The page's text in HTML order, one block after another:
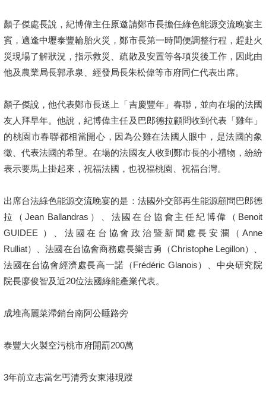
顏子傑處長說，紀博偉主任原邀請鄭市長擔任綠色能源交流晚宴主
賓，適逢中壢泰豐輪胎火災，鄭市長第一時間便調整行程，趕赴火
災現場了解狀況，指示救災、疏散及安置等各項災後工作，因此由
他及農業局長郭承泉、經發局長朱松偉等市府同仁代表出席。
顏子傑說，他代表鄭市長送上「吉慶豐年」春聯，並向在場的法國
友人拜早年。他說，紀博偉主任及巴郎德拉顧問收到代表「雞年」
的桃園市春聯都相當開心，因為公雞在法國人眼中，是法國的象
徵、代表法國的希望。在場的法國友人收到鄭市長的小禮物，紛紛
表示要馬上掛起來，祝福法國，也祝福桃園、祝福台灣。
出席台法綠色能源交流晚宴的是：法國外交部再生能源顧問巴郎德
拉（Jean Ballandras）、法國在台協會主任紀博偉（Benoit
GUIDEE ）、法國在台協會政治暨新聞處長安瀾（Anne
Rulliat）、法國在台協會商務處長樂吉勇（Christophe Legillon）、
法國在台協會經濟處長高一諾（Frédéric Glanois）、中央研究院
院長廖俊智及近20位法國綠能產業代表。
成堆高麗菜滯銷台南阿公睡路旁
泰豐大火製空污桃市府開罰200萬
3年前立志當乞丐清秀女東港現蹤